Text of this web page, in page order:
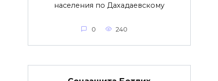
населения по Дахадаевскому
0 240